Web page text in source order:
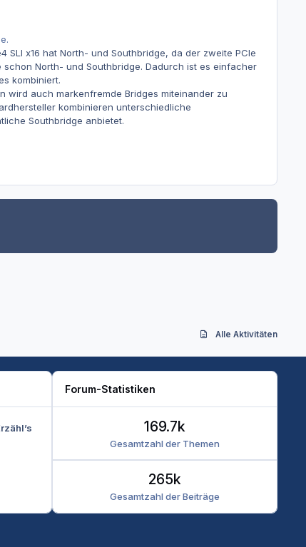
SLI x16 hat North- und Southbridge, da der zweite PCIe
North- und Southbridge. Dadurch ist es einfacher
kombiniert.
wird auch markenfremde Bridges miteinander zu
kombinieren unterschiedliche
Southbridge anbietet.
Alle Aktivitäten
Forum-Statistiken
Gesamtzahl der Themen
169.7k
Gesamtzahl der Beiträge
265k